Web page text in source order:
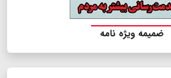
ضمیمه ویژه نامه